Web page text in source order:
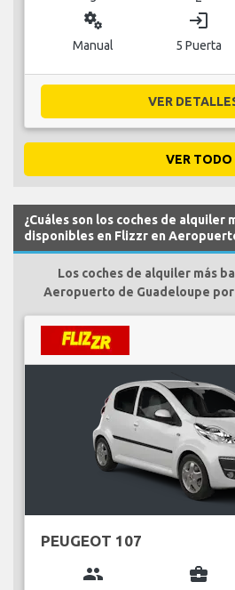
miscellaneous_services
Manual
login
5 Puerta
VER
VER TODO
¿Cuáles son los coches de alquiler
disponibles en Flizzr en
Los coches de alquiler más
Aeropuerto de Guadeloupe
PEUGEOT 107
group business_center